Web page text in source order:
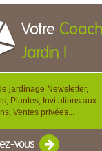
Votre Coach
Jardin !
jardinage Newsletter,
Plantes, Invitations aux
Ventes privées...
vous